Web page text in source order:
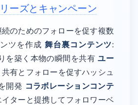
ーズとキャンペーン
のためのフォローを促す複数
ツを作成 舞台裏コンテンツ:
を築く本物の瞬間を共有ユー
共有とフォローを促すハッシュ
開発 コラボレーションコンテ
ターと提携してフォロワーベ